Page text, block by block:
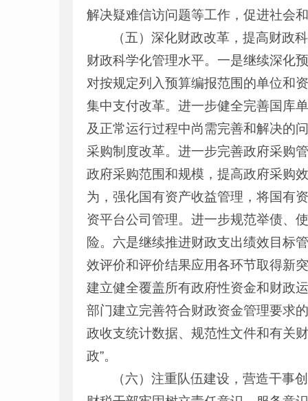
解决疑难信访问题等工作，促进社会
（五）深化财政改革，提高财政
财政科学化管理水平。一是继续深化
对按规定列入预算编报范围的单位和
集中支付改革。进一步健全完善国库
及正常运行过程中尚需完善和解决的
采购制度改革。进一步完善政府采购
政府采购范围和规模，提高政府采购
为，强化国有资产收益管理，将国有
资平台公司管理。进一步规范举债、
险。六是继续推进财政支出绩效目标
效评价和评价结果应用各环节取得新
建立健全覆盖所有政府性资金和财政
部门建立完善符合财政资金管理要求
政收支统计数据、规范性文件和有关
政”。
（六）注重队伍建设，营造干事